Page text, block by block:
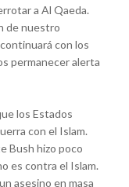
a Al Qaeda.
de nuestro
con los
permanecer alerta
los Estados
con el Islam.
Bush hizo poco
es contra el Islam.
asesino en masa